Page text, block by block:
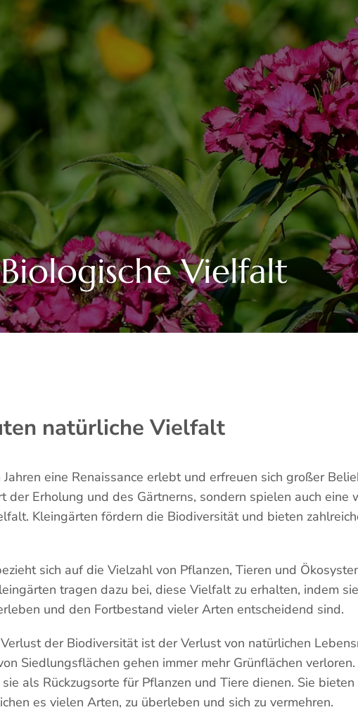
Biologische Vielfalt
natürliche Vielfalt
eine Renaissance erlebt und erfreuen sich großer
der Erholung und des Gärtnerns, sondern spielen auch eine
Kleingärten fördern die Biodiversität und bieten
sich auf die Vielzahl von Pflanzen, Tieren und
tragen dazu bei, diese Vielfalt zu erhalten, indem
und den Fortbestand vieler Arten entscheidend sind.
der Biodiversität ist der Verlust von natürlichen
Siedlungsflächen gehen immer mehr Grünflächen
als Rückzugsorte für Pflanzen und Tiere dienen. Sie
es vielen Arten, zu überleben und sich zu vermehren.